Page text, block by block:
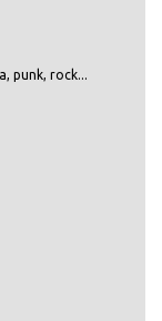
punk, rock...